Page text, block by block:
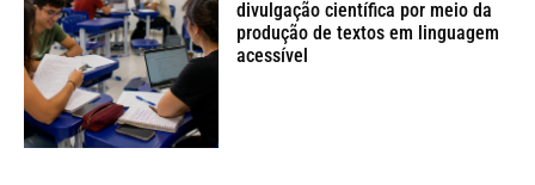
divulgação científica por meio da
produção de textos em linguagem
acessível